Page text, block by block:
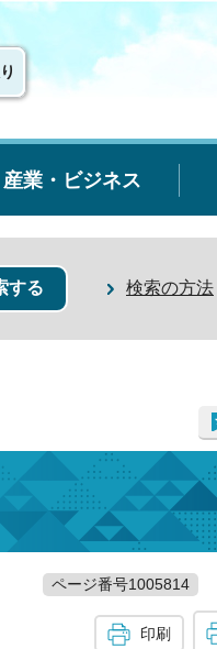
産業・ビジネス
検索の方法
ページ番号1005814
印刷